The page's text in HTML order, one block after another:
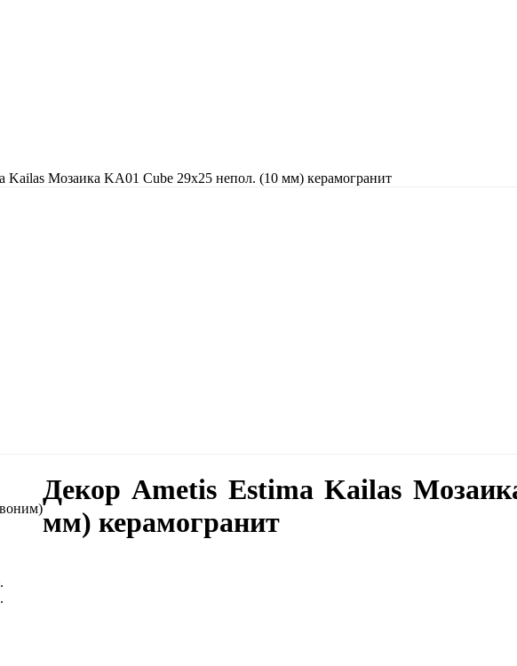
Kailas Мозаика KA01 Cube 29x25 непол. (10 мм) керамогранит
Декор Ametis Estima Kailas
мм) керамогранит